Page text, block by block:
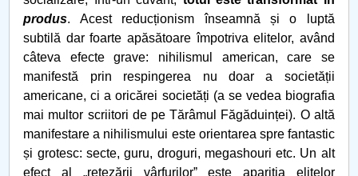
produs. Acest reducționism înseamnă și o luptă
subtilă dar foarte apăsătoare împotriva elitelor, având
câteva efecte grave: nihilismul american, care se
manifestă prin respingerea nu doar a societății
americane, ci a oricărei societăți (a se vedea biografia
mai multor scriitori de pe Tărâmul Făgăduinței). O altă
manifestare a nihilismului este orientarea spre fantastic
și grotesc: secte, guru, droguri, megashouri etc. Un alt
efect al „retezării vârfurilorˮ este apariția elitelor